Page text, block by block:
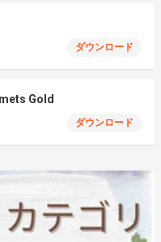
ダウンロード
Gold
ダウンロード